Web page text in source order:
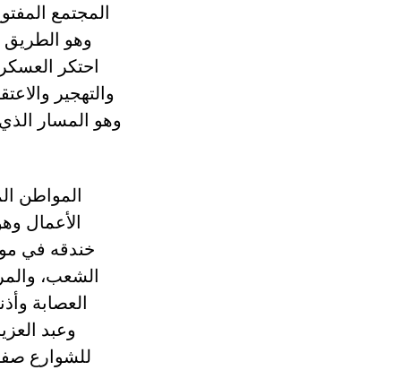
المجتمع
احتكر
والتهجير
وهو المسار
المواطن
الأعمال
خندقه في
الشعب،
العصابة
وعبد
للشوارع